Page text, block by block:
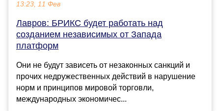
13:23, 11 Фев
Лавров: БРИКС будет работать над
созданием независимых от Запада
платформ
Они не будут зависеть от незаконных санкций и
прочих недружественных действий в нарушение
норм и принципов мировой торговли,
международных экономичес...